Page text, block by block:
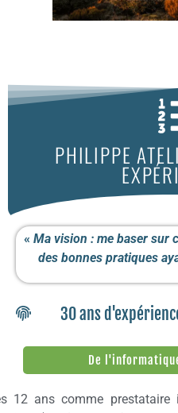
PHILIPPE
« Ma vision : me baser sur
des bonnes pratiques
30 ans
De
12 ans comme prestataire